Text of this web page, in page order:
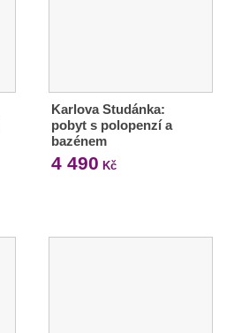
Karlova Studánka:
pobyt s polopenzí a
bazénem
4 490 Kč